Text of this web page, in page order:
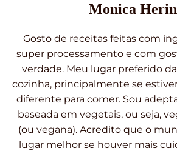
Monica
Gosto de receitas feitas com
super processamento e com
verdade. Meu lugar preferido
cozinha, principalmente se
diferente para comer. Sou
baseada em vegetais, ou seja,
(ou vegana). Acredito que o
lugar melhor se houver mais